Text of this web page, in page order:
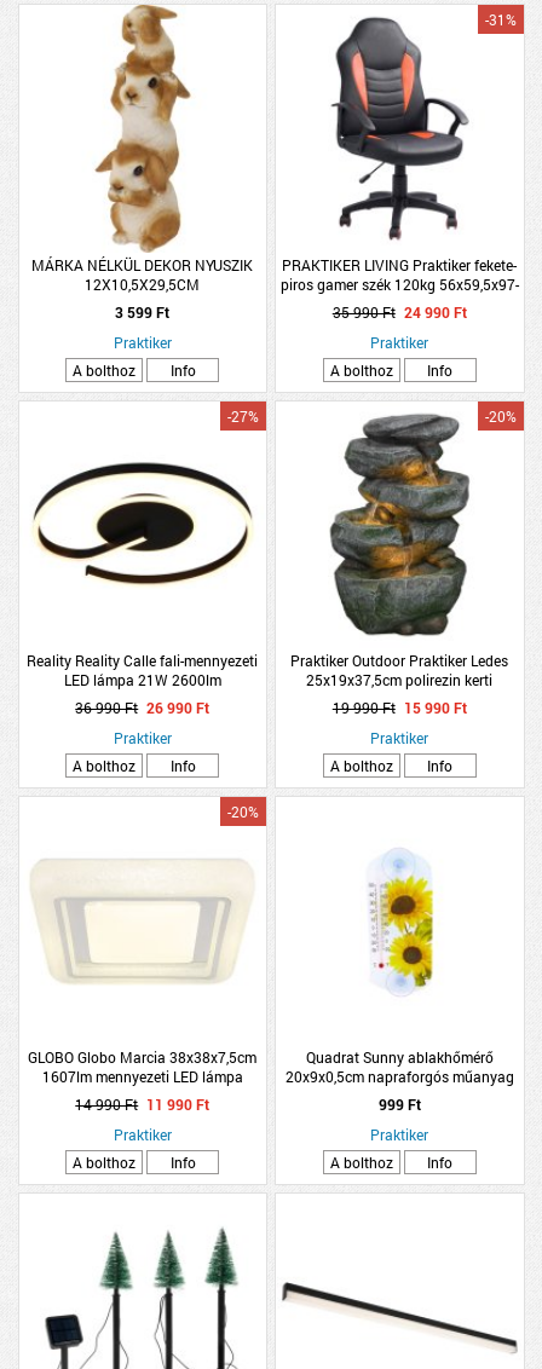
MÁRKA NÉLKÜL DEKOR NYUSZIK
12X10,5X29,5CM
3 599 Ft
Praktiker
A bolthoz
Info
PRAKTIKER LIVING Praktiker fekete-
piros gamer szék 120kg 56x59,5x97-
105,5cm
-31%
35 990 Ft 24 990 Ft
Praktiker
A bolthoz
Info
Reality Reality Calle fali-mennyezeti
LED lámpa 21W 2600lm
2300K/3000K/4000K D50cm
H6,5cm
-27%
36 990 Ft 26 990 Ft
Praktiker
A bolthoz
Info
Praktiker Outdoor Praktiker Ledes
25x19x37,5cm polirezin kerti
szökőkút
-20%
19 990 Ft 15 990 Ft
Praktiker
A bolthoz
Info
GLOBO Globo Marcia 38x38x7,5cm
1607lm mennyezeti LED lámpa
-20%
14 990 Ft 11 990 Ft
Praktiker
A bolthoz
Info
Quadrat Sunny ablakhőmérő
20x9x0,5cm napraforgós műanyag
999 Ft
Praktiker
A bolthoz
Info